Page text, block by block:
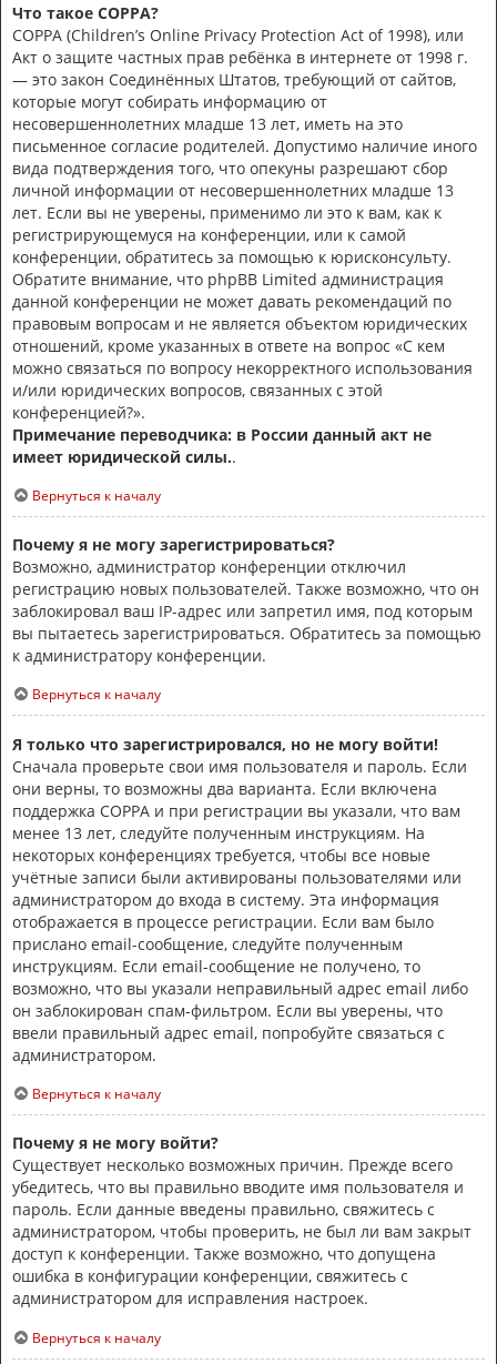
Что такое COPPA?
COPPA (Children’s Online Privacy Protection Act of 1998), или
Акт о защите частных прав ребёнка в интернете от 1998 г.
— это закон Соединённых Штатов, требующий от сайтов,
которые могут собирать информацию от
несовершеннолетних младше 13 лет, иметь на это
письменное согласие родителей. Допустимо наличие иного
вида подтверждения того, что опекуны разрешают сбор
личной информации от несовершеннолетних младше 13
лет. Если вы не уверены, применимо ли это к вам, как к
регистрирующемуся на конференции, или к самой
конференции, обратитесь за помощью к юрисконсульту.
Обратите внимание, что phpBB Limited администрация
данной конференции не может давать рекомендаций по
правовым вопросам и не является объектом юридических
отношений, кроме указанных в ответе на вопрос «С кем
можно связаться по вопросу некорректного использования
и/или юридических вопросов, связанных с этой
конференцией?».
Примечание переводчика: в России данный акт не
имеет юридической силы..
Вернуться к началу
Почему я не могу зарегистрироваться?
Возможно, администратор конференции отключил
регистрацию новых пользователей. Также возможно, что он
заблокировал ваш IP-адрес или запретил имя, под которым
вы пытаетесь зарегистрироваться. Обратитесь за помощью
к администратору конференции.
Вернуться к началу
Я только что зарегистрировался, но не могу войти!
Сначала проверьте свои имя пользователя и пароль. Если
они верны, то возможны два варианта. Если включена
поддержка COPPA и при регистрации вы указали, что вам
менее 13 лет, следуйте полученным инструкциям. На
некоторых конференциях требуется, чтобы все новые
учётные записи были активированы пользователями или
администратором до входа в систему. Эта информация
отображается в процессе регистрации. Если вам было
прислано email-сообщение, следуйте полученным
инструкциям. Если email-сообщение не получено, то
возможно, что вы указали неправильный адрес email либо
он заблокирован спам-фильтром. Если вы уверены, что
ввели правильный адрес email, попробуйте связаться с
администратором.
Вернуться к началу
Почему я не могу войти?
Существует несколько возможных причин. Прежде всего
убедитесь, что вы правильно вводите имя пользователя и
пароль. Если данные введены правильно, свяжитесь с
администратором, чтобы проверить, не был ли вам закрыт
доступ к конференции. Также возможно, что допущена
ошибка в конфигурации конференции, свяжитесь с
администратором для исправления настроек.
Вернуться к началу